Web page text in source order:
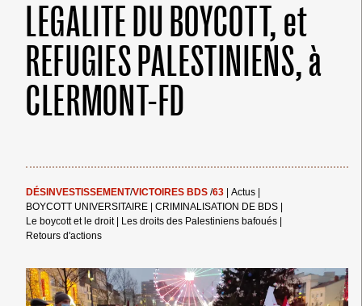
LEGALITE DU BOYCOTT, et
REFUGIES PALESTINIENS, à
CLERMONT-FD
DÉSINVESTISSEMENT/VICTOIRES BDS /63 Actus
BOYCOTT UNIVERSITAIRE
CRIMINALISATION DE BDS
Le boycott et le droit| Les droits des Palestiniens bafoués
Retours d'actions